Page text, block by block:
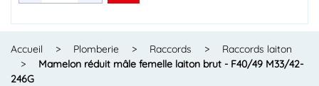
Accueil > Plomberie > Raccords >
Raccords laiton
>
Mamelon réduit mâle femelle laiton brut - F40/49 M33/42-
246G